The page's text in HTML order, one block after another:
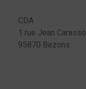
CDA
1 rue Jean Carasso
95870 Bezons